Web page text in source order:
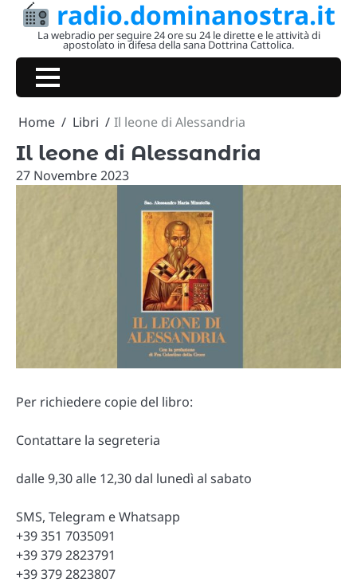
Skip
radio.dominanostra.it
La webradio per seguire 24 ore su 24 le dirette e le attività di
apostolato in difesa della sana Dottrina Cattolica.
Home Libri Il leone di Alessandria
Il leone di Alessandria
27 Novembre 2023
Per richiedere copie del libro:
Contattare la segreteria
dalle 9,30 alle 12,30 dal lunedì al sabato
SMS, Telegram e Whatsapp
+39 351 7035091
+39 379 2823791
+39 379 2823807